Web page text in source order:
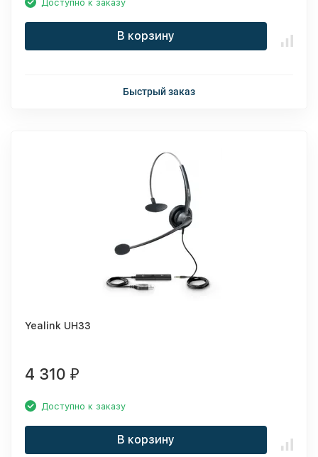
Доступно к заказу
В корзину
Быстрый заказ
Yealink UH33
4 310 ₽
Доступно к заказу
В корзину